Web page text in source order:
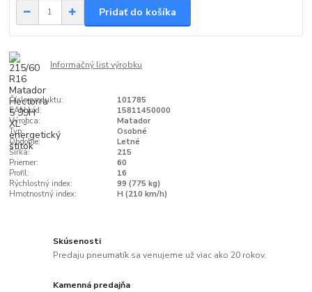
Pridať do košíka
Informačný list výrobku
Číslo produktu:
101785
EAN kód:
15811450000
Výrobca:
Matador
Typ:
Osobné
Obdobie:
Letné
Šírka:
215
Priemer:
60
Profil:
16
Rýchlostný index:
99 (775 kg)
Hmotnostný index:
H (210 km/h)
Skúsenosti
Predaju pneumatík sa venujeme už viac ako 20 rokov.
Kamenná predajňa